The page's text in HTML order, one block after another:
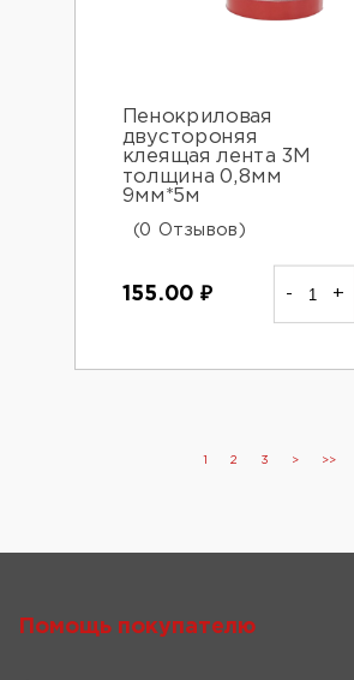
Пенокриловая
двустороняя
клеящая лента 3М
толщина 0,8мм
9мм*5м
(0 Отзывов)
155.00 ₽ - +
2 3 > >>
Помощь покупателю